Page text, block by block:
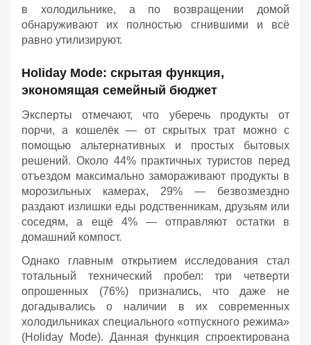
в холодильнике, а по возвращении домой
обнаруживают их полностью сгнившими и всё
равно утилизируют.
Holiday Mode: скрытая функция,
экономящая семейный бюджет
Эксперты отмечают, что уберечь продукты от
порчи, а кошелёк — от скрытых трат можно с
помощью альтернативных и простых бытовых
решений. Около 44% практичных туристов перед
отъездом максимально замораживают продукты в
морозильных камерах, 29% — безвозмездно
раздают излишки еды родственникам, друзьям или
соседям, а ещё 4% — отправляют остатки в
домашний компост.
Однако главным открытием исследования стал
тотальный технический пробел: три четверти
опрошенных (76%) признались, что даже не
догадывались о наличии в их современных
холодильниках специального «отпускного режима»
(Holiday Mode). Данная функция спроектирована